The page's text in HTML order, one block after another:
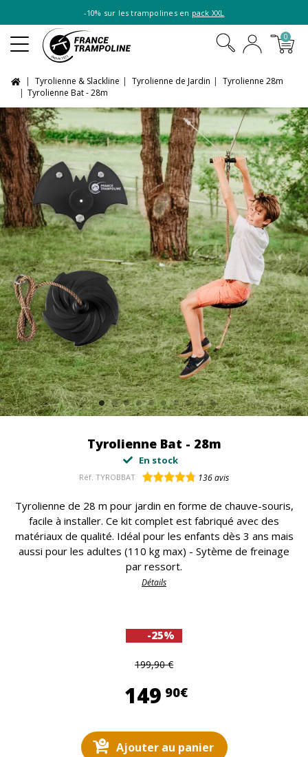
-10% sur les trampolines en pack XXL
0
Tyrolienne & Slackline Tyrolienne de Jardin
Tyrolienne 28m
Tyrolienne Bat - 28m
Tyrolienne Bat - 28m
En stock
Réf. TYROBBAT 136avis
Tyrolienne de 28 m pour jardin en forme de chauve-souris,
facile à installer. Ce kit complet est fabriqué avec des
matériaux de qualité. Idéal pour les enfants dès 3 ans mais
aussi pour les adultes (110 kg max) - Sytème de freinage
par ressort.
Détails
-25%
199,90 €
149 90€149,90 €
Ajouter au panier